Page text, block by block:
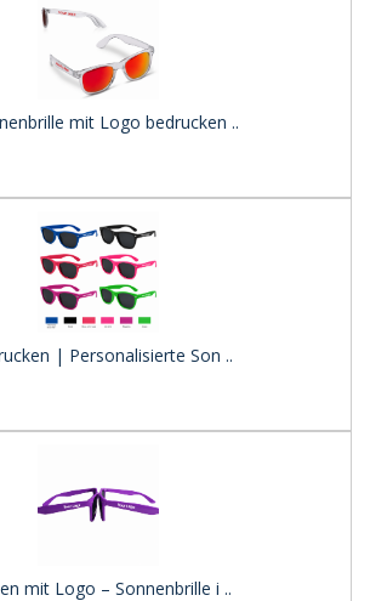
mit Logo bedrucken ..
| Personalisierte Son ..
mit Logo – Sonnenbrille i ..